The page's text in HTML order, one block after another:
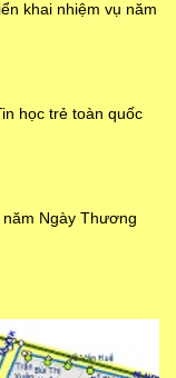
khai nhiệm vụ năm
học trẻ toàn quốc
Ngày Thương